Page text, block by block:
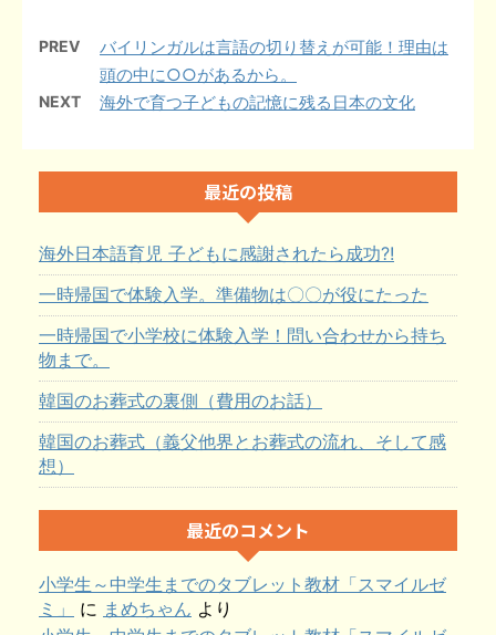
PREV
バイリンガルは言語の切り替えが可能！理由は
頭の中に○○があるから。
NEXT 海外で育つ子どもの記憶に残る日本の文化
最近の投稿
海外日本語育児 子どもに感謝されたら成功?!
一時帰国で体験入学。準備物は〇〇が役にたった
一時帰国で小学校に体験入学！問い合わせから持ち
物まで。
韓国のお葬式の裏側（費用のお話）
韓国のお葬式（義父他界とお葬式の流れ、そして感
想）
最近のコメント
小学生～中学生までのタブレット教材「スマイルゼ
ミ」
に まめちゃん より